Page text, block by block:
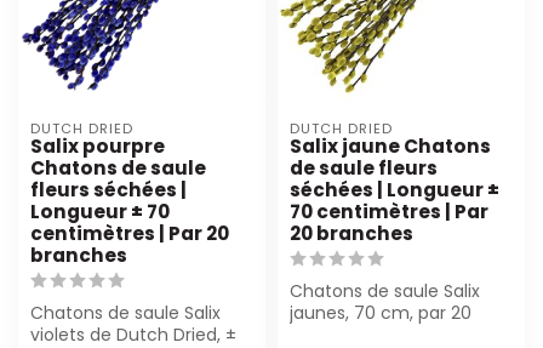
DUTCH DRIED
Salix pourpre
Chatons de saule
fleurs séchées |
Longueur ± 70
centimètres | Par 20
branches
Chatons de saule Salix
violets de Dutch Dried, ±
DUTCH DRIED
Salix jaune Chatons
de saule fleurs
séchées | Longueur ±
70 centimètres | Par
20 branches
Chatons de saule Salix
jaunes, 70 cm, par 20